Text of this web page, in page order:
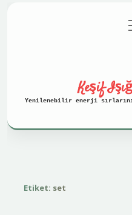
Keşif
Yenilenebilir enerji
Etiket: set